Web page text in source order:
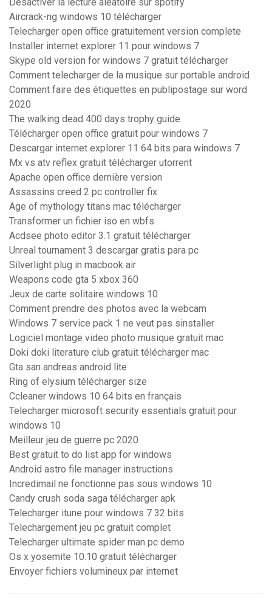
Desactiver la lecture aleatoire sur spotify
Aircrack-ng windows 10 télécharger
Telecharger open office gratuitement version complete
Installer internet explorer 11 pour windows 7
Skype old version for windows 7 gratuit télécharger
Comment telecharger de la musique sur portable android
Comment faire des étiquettes en publipostage sur word
2020
The walking dead 400 days trophy guide
Télécharger open office gratuit pour windows 7
Descargar internet explorer 11 64 bits para windows 7
Mx vs atv reflex gratuit télécharger utorrent
Apache open office dernière version
Assassins creed 2 pc controller fix
Age of mythology titans mac télécharger
Transformer un fichier iso en wbfs
Acdsee photo editor 3.1 gratuit télécharger
Unreal tournament 3 descargar gratis para pc
Silverlight plug in macbook air
Weapons code gta 5 xbox 360
Jeux de carte solitaire windows 10
Comment prendre des photos avec la webcam
Windows 7 service pack 1 ne veut pas sinstaller
Logiciel montage video photo musique gratuit mac
Doki doki literature club gratuit télécharger mac
Gta san andreas android lite
Ring of elysium télécharger size
Ccleaner windows 10 64 bits en français
Telecharger microsoft security essentials gratuit pour
windows 10
Meilleur jeu de guerre pc 2020
Best gratuit to do list app for windows
Android astro file manager instructions
Incredimail ne fonctionne pas sous windows 10
Candy crush soda saga télécharger apk
Telecharger itune pour windows 7 32 bits
Telechargement jeu pc gratuit complet
Telecharger ultimate spider man pc demo
Os x yosemite 10.10 gratuit télécharger
Envoyer fichiers volumineux par internet